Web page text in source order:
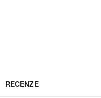
RECENZE